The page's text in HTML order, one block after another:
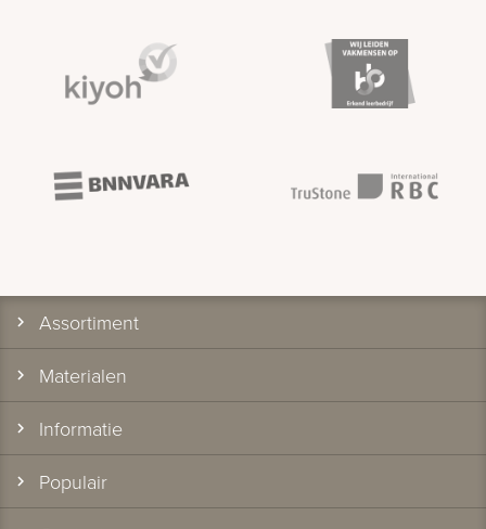
Assortiment
Materialen
Informatie
Populair